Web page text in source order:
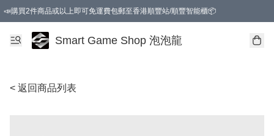
📣購買2件商品或以上即可免運費包郵至香港順豐站/順豐智能櫃📦
Smart Game Shop 泡泡龍
< 返回商品列表